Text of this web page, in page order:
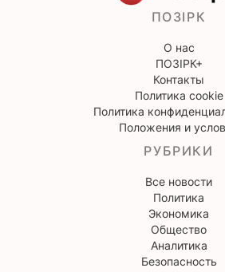
ПОЗІРК
О нас
ПОЗІРК+
Контакты
Политика cookie
Политика
Положения и
РУБРИКИ
Все новости
Политика
Экономика
Общество
Аналитика
Безопасность